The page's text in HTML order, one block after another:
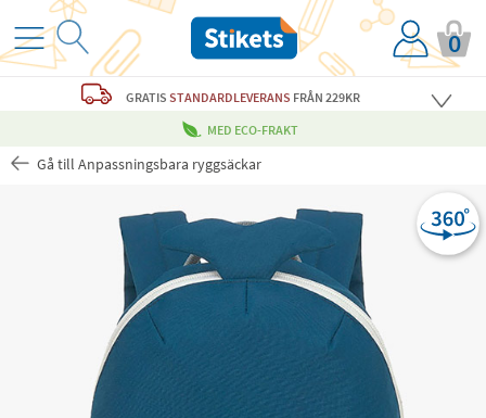
0
GRATIS STANDARDLEVERANS FRÅN 229KR
MED ECO-FRAKT
Gå till Anpassningsbara ryggsäckar